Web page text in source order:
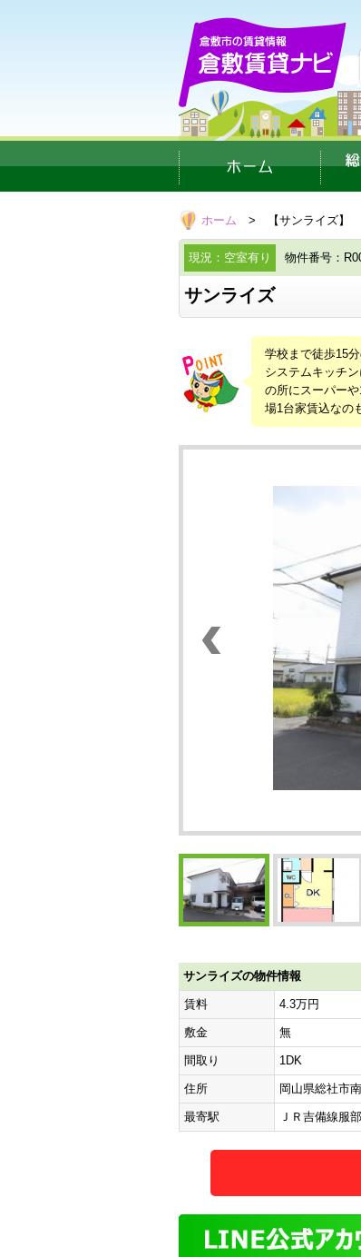
ホーム > 【サンライズ】
現況：空室有り 物件番号：
サンライズ
学校まで徒歩15
システムキッチ
の所にスーパー
場1台家賃込なの
サンライズの物件情報
賃料 4.3万円
敷金 無
間取り 1DK
住所 岡山県総社市
最寄駅 ＪＲ吉備線服